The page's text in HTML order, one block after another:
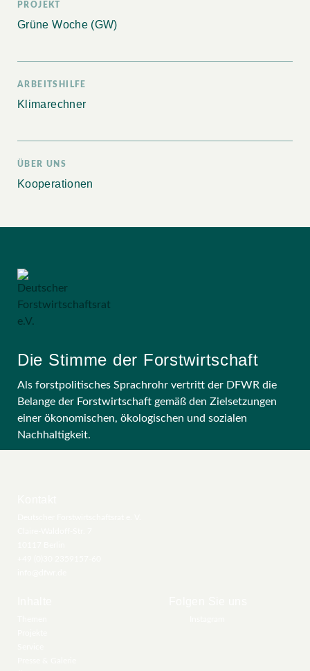
PROJEKT
Grüne Woche (GW)
ARBEITSHILFE
Klimarechner
ÜBER UNS
Kooperationen
Die Stimme der Forstwirtschaft
Als forstpolitisches Sprachrohr vertritt der DFWR die
Belange der Forstwirtschaft gemäß den Zielsetzungen
einer ökonomischen, ökologischen und sozialen
Nachhaltigkeit.